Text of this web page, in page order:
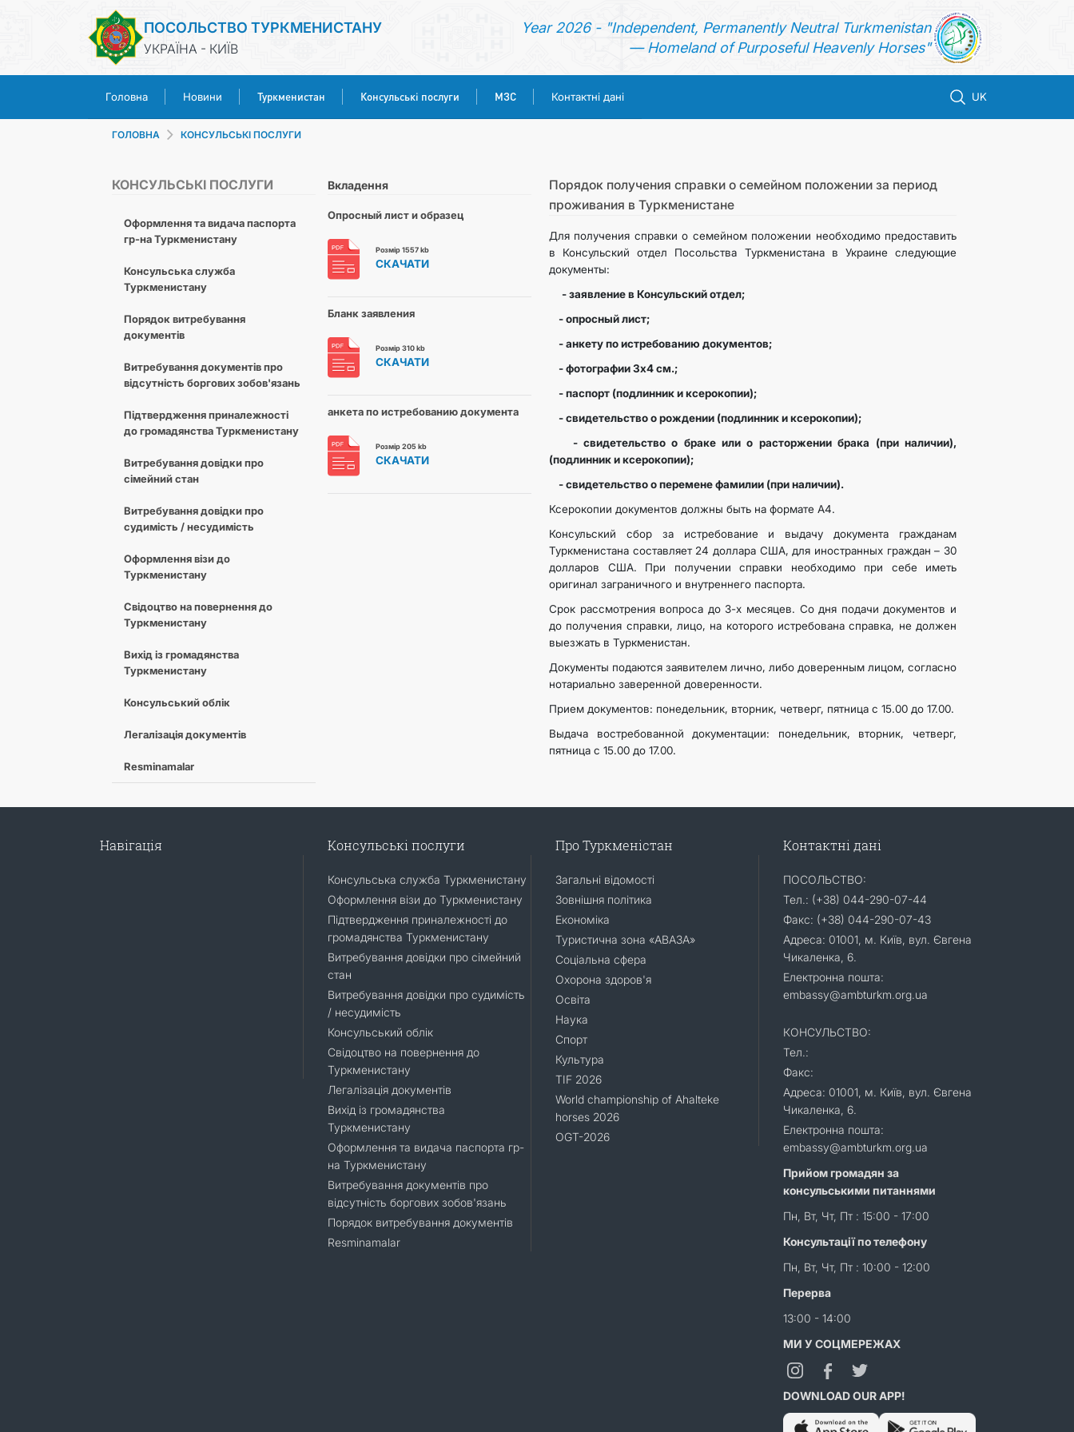
ПОСОЛЬСТВО ТУРКМЕНИСТАНУ
УКРАЇНА - КИЇВ
Year 2026 - "Independent, Permanently Neutral Turkmenistan
— Homeland of Purposeful Heavenly Horses"
Головна Новини Туркменистан Консульські послуги МЗС Контактні дані UK
НОВИНИ
КОНСУЛЬСЬКІ ПОСЛУГИ
ГОЛОВНА КОНСУЛЬСЬКІ ПОСЛУГИ
КОНСУЛЬСЬКІ ПОСЛУГИ
Оформлення та видача паспорта
гр-на Туркменистану
Консульська служба
Туркменистану
Порядок витребування
документів
Витребування документів про
відсутність боргових зобов'язань
Підтвердження приналежності
до громадянства Туркменистану
Витребування довідки про
сімейний стан
Витребування довідки про
судимість / несудимість
Оформлення візи до
Туркменистану
Свідоцтво на повернення до
Туркменистану
Вихід із громадянства
Туркменистану
Консульський облік
Легалізація документів
Resminamalar
Порядок получения справки о семейном положении за период
проживания в Туркменистане
Для получения справки о семейном положении необходимо предоставить
в Консульский отдел Посольства Туркменистана в Украине следующие
документы:
- заявление в Консульский отдел;
- опросный лист;
- анкету по истребованию документов;
- фотографии 3х4 см.;
- паспорт (подлинник и ксерокопии);
- свидетельство о рождении (подлинник и ксерокопии);
- свидетельство о браке или о расторжении брака (при наличии),
(подлинник и ксерокопии);
- свидетельство о перемене фамилии (при наличии).
Ксерокопии документов должны быть на формате А4.
Консульский сбор за истребование и выдачу документа гражданам
Туркменистана составляет 24 доллара США, для иностранных граждан – 30
долларов США. При получении справки необходимо при себе иметь
оригинал заграничного и внутреннего паспорта.
Срок рассмотрения вопроса до 3-х месяцев. Со дня подачи документов и
до получения справки, лицо, на которого истребована справка, не должен
выезжать в Туркменистан.
Документы подаются заявителем лично, либо доверенным лицом, согласно
нотариально заверенной доверенности.
Прием документов: понедельник, вторник, четверг, пятница с 15.00 до 17.00.
Выдача востребованной документации: понедельник, вторник, четверг,
пятница с 15.00 до 17.00.
Вкладення
Опросный лист и образец
Розмір 1557 kb
СКАЧАТИ
Бланк заявления
Розмір 310 kb
СКАЧАТИ
анкета по истребованию документа
Розмір 205 kb
СКАЧАТИ
Навігація Консульські послуги
Консульська служба Туркменистану
Оформлення візи до Туркменистану
Підтвердження приналежності до
громадянства Туркменистану
Витребування довідки про сімейний
стан
Витребування довідки про судимість
/ несудимість
Консульський облік
Свідоцтво на повернення до
Туркменистану
Легалізація документів
Вихід із громадянства
Туркменистану
Оформлення та видача паспорта гр-
на Туркменистану
Витребування документів про
відсутність боргових зобов'язань
Порядок витребування документів
Resminamalar
Про Туркменістан
Загальні відомості
Зовнішня політика
Економіка
Туристична зона «АВАЗА»
Соціальна сфера
Охорона здоров'я
Освіта
Наука
Спорт
Культура
TIF 2026
World championship of Ahalteke
horses 2026
OGT-2026
Контактні дані
ПОСОЛЬСТВО:
Тел.: (+38) 044-290-07-44
Факс: (+38) 044-290-07-43
Адреса: 01001, м. Київ, вул. Євгена
Чикаленка, 6.
Електронна пошта:
embassy@ambturkm.org.ua
КОНСУЛЬСТВО:
Тел.:
Факс:
Адреса: 01001, м. Київ, вул. Євгена
Чикаленка, 6.
Електронна пошта:
embassy@ambturkm.org.ua
Прийом громадян за
консульськими питаннями
Пн, Вт, Чт, Пт : 15:00 - 17:00
Консультації по телефону
Пн, Вт, Чт, Пт : 10:00 - 12:00
Перерва
13:00 - 14:00
МИ У СОЦМЕРЕЖАХ
DOWNLOAD OUR APP!